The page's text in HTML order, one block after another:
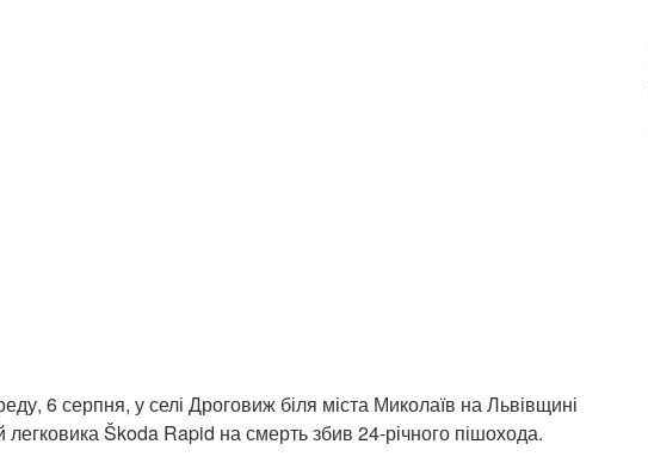
6 серпня, у селі Дроговиж біля міста Миколаїв на Львівщині
легковика Škoda Rapid на смерть збив 24-річного пішохода.